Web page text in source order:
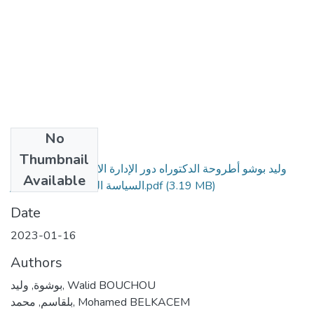
No
Thumbnail
Available
وليد بوشو أطروحة الدكتوراه دور الإدارة الاستعمارية في تحديد
السياسة الفرنسية في الجزائر.pdf(3.19 MB)
Date
2023-01-16
Authors
بوشوة, وليد, Walid BOUCHOU
بلقاسم, محمد, Mohamed BELKACEM